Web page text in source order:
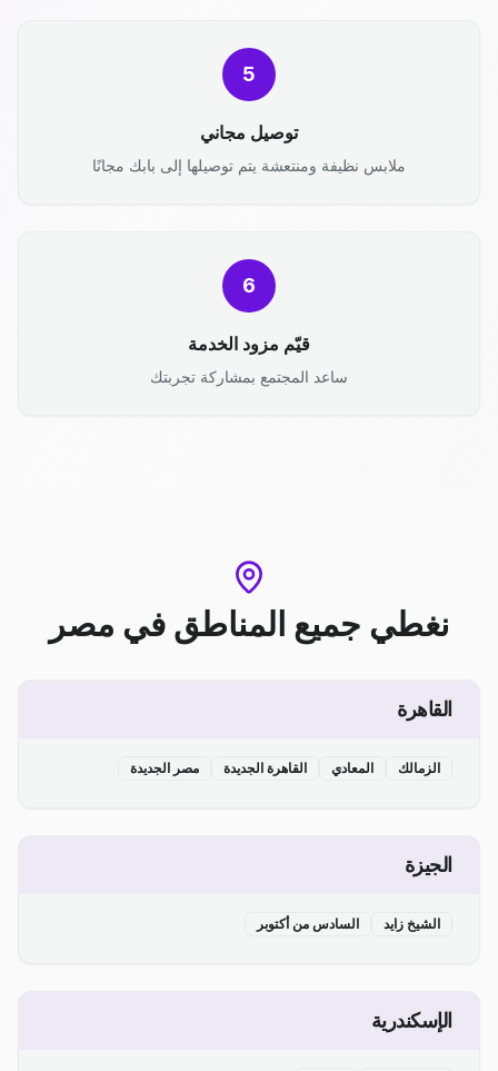
5
توصيل مجاني
ملابس نظيفة ومنتعشة يتم توصيلها إلى بابك مجانًا
6
قيّم مزود الخدمة
ساعد المجتمع بمشاركة تجربتك
نغطي جميع المناطق في مصر
القاهرة
الزمالك المعادي القاهرة الجديدة مصر الجديدة
الجيزة
الشيخ زايد السادس من أكتوبر
الإسكندرية